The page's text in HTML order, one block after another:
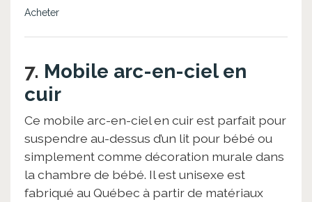
Acheter
7. Mobile arc-en-ciel en
cuir
Ce mobile arc-en-ciel en cuir est parfait pour
suspendre au-dessus d’un lit pour bébé ou
simplement comme décoration murale dans
la chambre de bébé. Il est unisexe est
fabriqué au Québec à partir de matériaux